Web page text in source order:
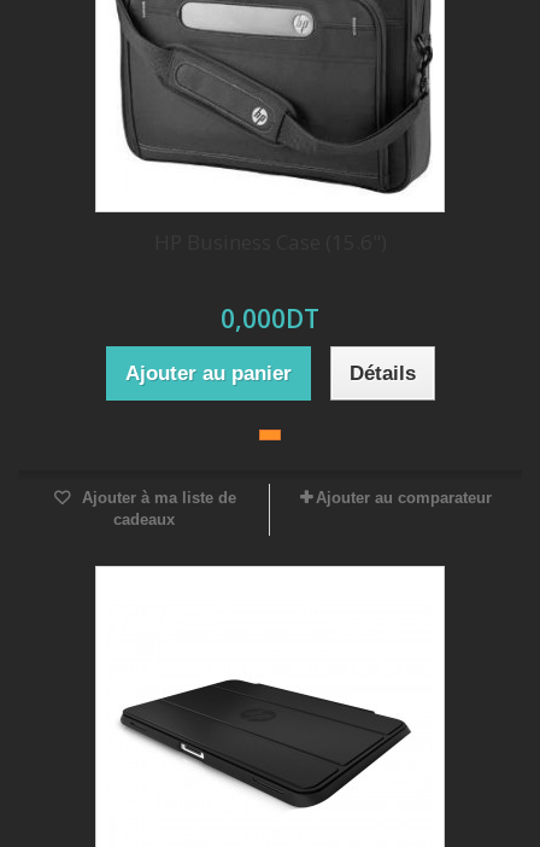
0,000DT
Ajouter au panier Détails
Ajouter à ma liste de
cadeaux
Ajouter au comparateur